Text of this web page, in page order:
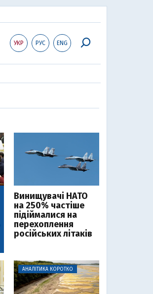
УКР РУС ENG
Винищувачі НАТО
на 250% частіше
підіймалися на
перехоплення
російських літаків
АНАЛІТИКА КОРОТКО